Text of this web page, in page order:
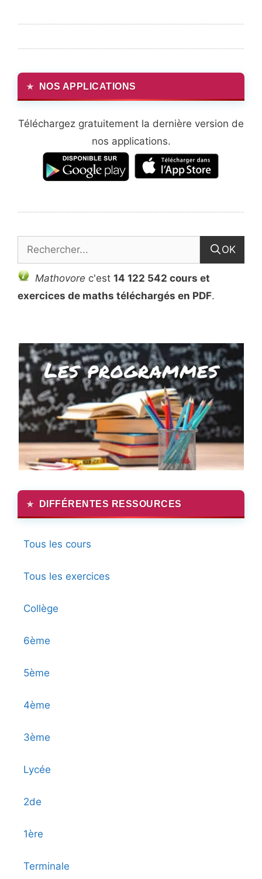
NOS APPLICATIONS
Téléchargez gratuitement la dernière version de
nos applications.
OK
Mathovore c'est 14 122 542 cours et
exercices de maths téléchargés en PDF.
DIFFÉRENTES RESSOURCES
Tous les cours
Tous les exercices
Collège
6ème
5ème
4ème
3ème
Lycée
2de
1ère
Terminale